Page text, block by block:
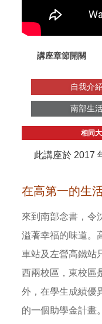
講座章節開關
自我介紹
南部生
相同
此講座於 2017
在高第一的生
來到南部念書，令
溢著幸福的味道。
車站及左營高鐵站
西兩校區，東校區
外，在學生成績優
的一個助學金計畫。